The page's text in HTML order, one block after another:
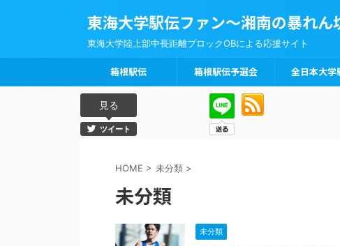
東海大学駅伝ファン～湘南の暴れん
東海大学陸上部中長距離ブロックOBによる応援サイト
箱根駅伝 箱根駅伝予選会 全日本大学
見る
ツイート
HOME > 未分類 >
未分類
未分類